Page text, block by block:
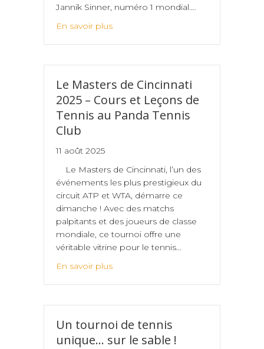
Jannik Sinner, numéro 1 mondial.…
En savoir plus
Le Masters de Cincinnati
2025 – Cours et Leçons de
Tennis au Panda Tennis
Club
11 août 2025
Le Masters de Cincinnati, l’un des
événements les plus prestigieux du
circuit ATP et WTA, démarre ce
dimanche ! Avec des matchs
palpitants et des joueurs de classe
mondiale, ce tournoi offre une
véritable vitrine pour le tennis…
En savoir plus
Un tournoi de tennis
unique… sur le sable !